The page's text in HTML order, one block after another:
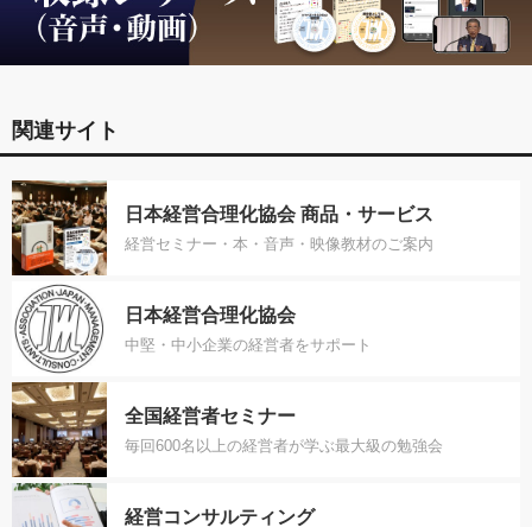
関連サイト
日本経営合理化協会 商品・サービス
経営セミナー・本・音声・映像教材のご案内
日本経営合理化協会
中堅・中小企業の経営者をサポート
全国経営者セミナー
毎回600名以上の経営者が学ぶ最大級の勉強会
経営コンサルティング